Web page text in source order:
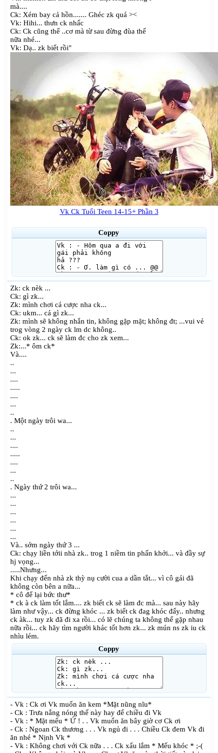
mà....
Ck: Xém bay cả hồn....... Ghéc zk quá ><
Vk: Hihi... thưn ck nhấc
Ck: Ck cũng thế ..cơ mà từ sau đừng đùa thế
nữa nhé...
Vk: Dạ.. zk biết rồi"
Vk Ck Tuổi Teen 14-15+ Phần 3
Coppy
Zk: ck nèk ...
Ck: gì zk...
Zk: mình chơi cá cược nha ck...
Ck: ukm... cá gì zk...
Zk: mình sẽ không nhắn tin, không gặp mặt; không đt; ...vui vẻ
trog vòng 2 ngày ck lm dc không..
Ck: ok zk... ck sẽ làm đc cho zk xem...
Zk:...* ôm ck*
Và....
..
...
....
.....
....
...
..
. Một ngày trôi wa...
..
...
....
.....
....
...
..
. Ngày thứ 2 trôi wa...
...
...
...
...
...
...
Và.. sớm ngày thứ 3 ...
Ck: chạy liền tớii nhà zk.. trog 1 niềm tin phấn khởi... và đầy sự
hj vọng...
.....Nhưng...
Khi chạy đến nhà zk thỳ nụ cười cua a dần tắt... vì cô gái đã
không còn bên a nữa...
* cô để lại bức thư*
* ck à ck làm tốt lắm.... zk biết ck sẽ làm đc mà... sau này hãy
làm như vậy... ck đừng khóc ... zk biết ck đag khóc đấy.. nhưng
ck àk... tuy zk đã đi xa rồi... có lẽ chúng ta không thể gặp nhau
nữa rồi... ck hãy tìm người khác tốt hơn zk... zk mún ns zk iu ck
nhìu lém.
Coppy
- Vk : Ck ơi Vk muốn ăn kem *Mặt nũng nĩu*
- Ck : Trưa nắng nóng thế này hay để chiều đi Vk
- Vk : * Mặt mếu * Ứ ! . . Vk muốn ăn bây giờ cơ Ck ơi
- Ck : Ngoan Ck thương . . . Vk ngủ đi . . . Chiều Ck đem Vk đi
ăn nhé * Nịnh Vk *
- Vk : Không chơi với Ck nữa . . . Ck xấu lắm * Mếu khóc * ;-(